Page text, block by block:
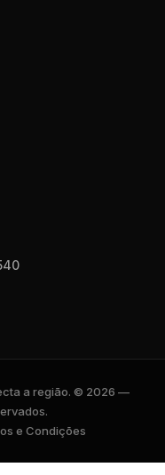
a região. © 2026 —
e Condições